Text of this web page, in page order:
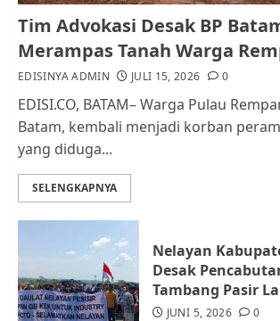
Kader Pajak jadi
Pemerintah dan
Lingkungan RT/
AGUSTUS 1, 2026
Warga Rempang
Audiensi dengan
Tim Advokasi Desak BP
Merampas Tanah Warga
EDISINYA ADMIN JULI 15, 2026 0
EDISI.CO, BATAM– Warga Pulau
Batam, kembali menjadi korban
yang diduga...
SELENGKAPNYA
Nelayan
Desak
Tambang Pasir
JUNI 5, 2026 0